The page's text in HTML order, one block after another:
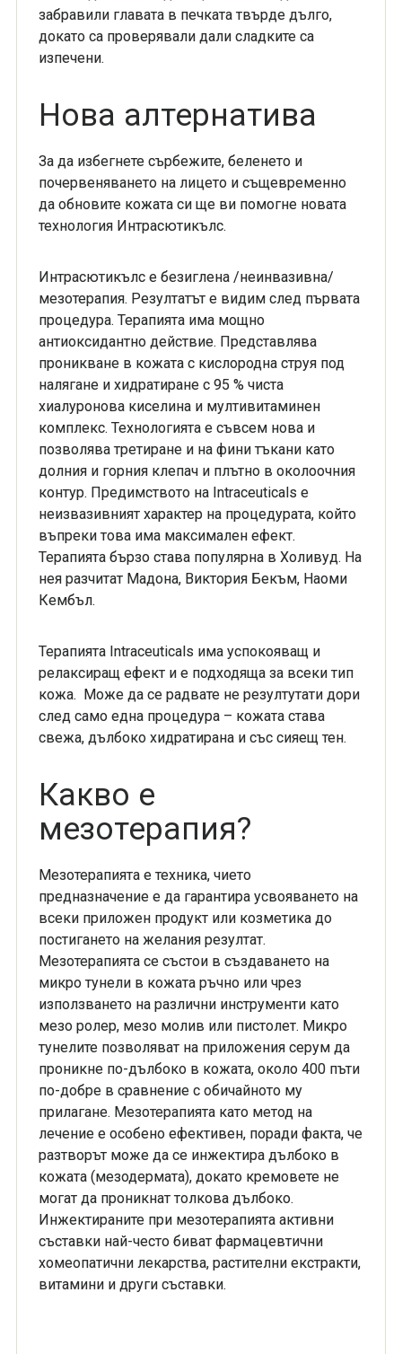
забравили главата в печката твърде дълго,
докато са проверявали дали сладките са
изпечени.
Нова алтернатива
За да избегнете сърбежите, беленето и
почервеняването на лицето и същевременно
да обновите кожата си ще ви помогне новата
технология Интрасютикълс.
Интрасютикълс е безиглена /неинвазивна/
мезотерапия. Резултатът e видим след първата
процедура. Терапията има мощно
антиоксидантно действие. Представлява
проникване в кожата с кислородна струя под
налягане и хидратиране с 95 % чиста
хиалуронова киселина и мултивитаминен
комплекс. Технологията е съвсем нова и
позволява третиране и на фини тъкани като
долния и горния клепач и плътно в околоочния
контур. Предимството на Intraceuticals е
неизвазивният характер на процедурата, който
въпреки това има максимален ефект.
Терапията бързо става популярна в Холивуд. На
нея разчитат Мадона, Виктория Бекъм, Наоми
Кембъл.
Терапията Intraceuticals има успокояващ и
релаксиращ ефект и е подходяща за всеки тип
кожа. Може да се радвате не резултутати дори
след само една процедура – кожата става
свежа, дълбоко хидратирана и със сияещ тен.
Какво е
мезотерапия?
Мезотерапията е техника, чието
предназначение е да гарантира усвояването на
всеки приложен продукт или козметика до
постигането на желания резултат.
Мезотерапията се състои в създаването на
микро тунели в кожата ръчно или чрез
използването на различни инструменти като
мезо ролер, мезо молив или пистолет. Микро
тунелите позволяват на приложения серум да
проникне по-дълбоко в кожата, около 400 пъти
по-добре в сравнение с обичайното му
прилагане. Мезотерапията като метод на
лечение е особено ефективен, поради факта, че
разтворът може да се инжектира дълбоко в
кожата (мезодермата), докато кремовете не
могат да проникнат толкова дълбоко.
Инжектираните при мезотерапията активни
съставки най-често биват фармацевтични
хомеопатични лекарства, растителни екстракти,
витамини и други съставки.